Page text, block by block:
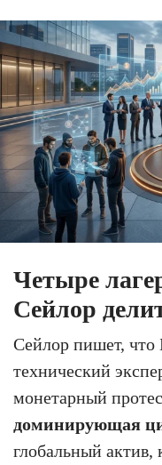
Четыре
Сейлор
Сейлор пишет, что
технический
монетарный
доминирующая
глобальный актив,